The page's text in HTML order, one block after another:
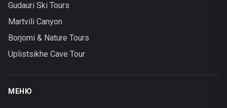
Gudauri Ski Tours
Martvili Canyon
Borjomi & Nature Tours
Uplistsikhe Cave Tour
МЕНЮ